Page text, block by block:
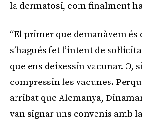
la dermatosi, com finalment
“El primer que demanàvem és
s’hagués fet l’intent de
que ens deixessin vacunar. O,
compressin les vacunes.
arribat que Alemanya,
van signar uns convenis amb